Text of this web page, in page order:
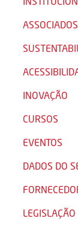
ASSOCIADOS
INOVAÇÃO
CURSOS
EVENTOS
DADOS DO
LEGISLAÇÃO